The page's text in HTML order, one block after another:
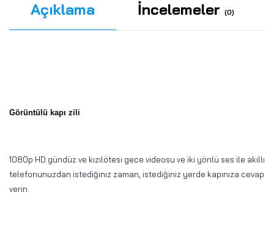
Açıklama İncelemeler (0)
Görüntülü kapı zili
1080p HD gündüz ve kızılötesi gece videosu ve iki yönlü ses ile akıllı
telefonunuzdan istediğiniz zaman, istediğiniz yerde kapınıza cevap
verin.